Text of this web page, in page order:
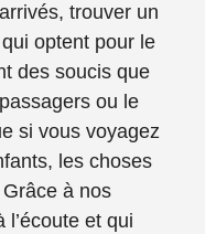
trouver un
optent pour le
des soucis que
ou le
si vous voyagez
les choses
à nos
et qui